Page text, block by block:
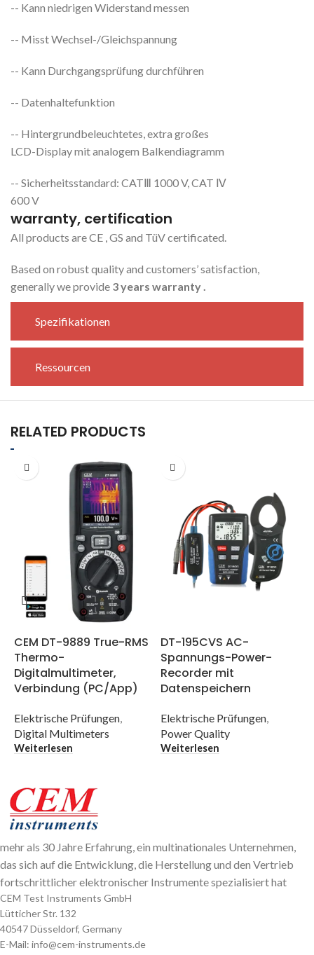
Spezifikationen
Ressourcen
-- Kann niedrigen Widerstand messen
-- Misst Wechsel-/Gleichspannung
-- Kann Durchgangsprüfung durchführen
-- Datenhaltefunktion
-- Hintergrundbeleuchtetes, extra großes
LCD-Display mit analogem Balkendiagramm
-- Sicherheitsstandard: CATⅢ 1000 V, CAT Ⅳ
600 V
warranty, certification
All products are CE , GS and TüV certificated.
Based on robust quality and customers’ satisfaction,
generally we provide 3 years warranty .
RELATED PRODUCTS
CEM DT-9889 True-RMS
Thermo-
Digitalmultimeter,
Verbindung (PC/App)
Elektrische Prüfungen,
Digital Multimeters
Weiterlesen
DT-195CVS AC-
Spannungs-Power-
Recorder mit
Datenspeichern
Elektrische Prüfungen,
Power Quality
Weiterlesen
mehr als 30 Jahre Erfahrung, ein multinationales Unternehmen,
das sich auf die Entwicklung, die Herstellung und den Vertrieb
fortschrittlicher elektronischer Instrumente spezialisiert hat
CEM Test Instruments GmbH
Lütticher Str. 132
40547 Düsseldorf, Germany
E-Mail: info@cem-instruments.de